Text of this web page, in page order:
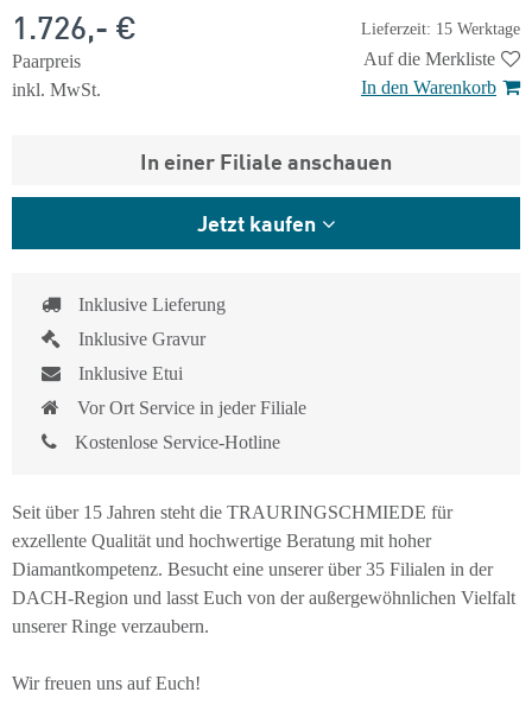
Lieferzeit: 15 Werktage
1.726,- €
Paarpreis
inkl. MwSt.
Auf die Merkliste
In den Warenkorb
In einer Filiale anschauen
Jetzt kaufen
Inklusive Lieferung
Inklusive Gravur
Inklusive Etui
Vor Ort Service in jeder Filiale
Kostenlose Service-Hotline
Seit über 15 Jahren steht die TRAURINGSCHMIEDE für
exzellente Qualität und hochwertige Beratung mit hoher
Diamantkompetenz. Besucht eine unserer über 35 Filialen in der
DACH-Region und lasst Euch von der außergewöhnlichen Vielfalt
unserer Ringe verzaubern.
Wir freuen uns auf Euch!